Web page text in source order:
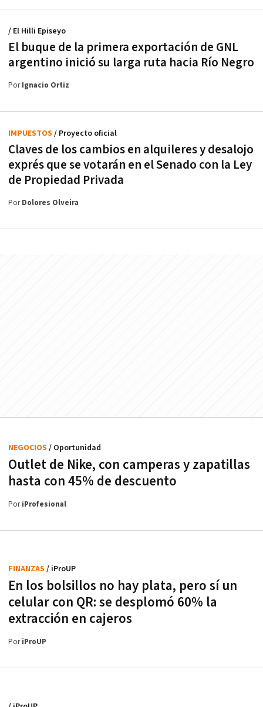
El buque de la primera exportación de GNL
argentino inició su larga ruta hacia Río Negro
/ El Hilli Episeyo
PorIgnacio Ortiz
Claves de los cambios en alquileres y desalojo
exprés que se votarán en el Senado con la Ley
de Propiedad Privada
IMPUESTOS / Proyecto oficial
PorDolores Olveira
Outlet de Nike, con camperas y zapatillas
hasta con 45% de descuento
NEGOCIOS / Oportunidad
PoriProfesional
En los bolsillos no hay plata, pero sí un
celular con QR: se desplomó 60% la
extracción en cajeros
FINANZAS / iProUP
PoriProUP